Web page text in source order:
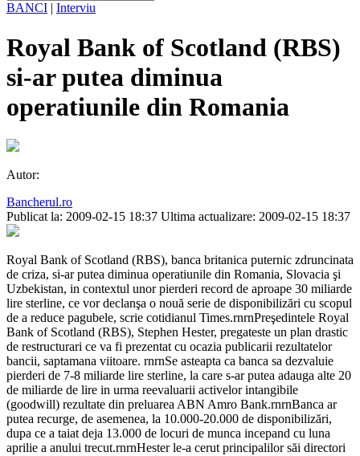
BANCI | Interviu
Royal Bank of Scotland (RBS)
si-ar putea diminua
operatiunile din Romania
Autor:
Bancherul.ro
Publicat la: 2009-02-15 18:37 Ultima actualizare: 2009-02-15 18:37
Royal Bank of Scotland (RBS), banca britanica puternic zdruncinata
de criza, si-ar putea diminua operatiunile din Romania, Slovacia şi
Uzbekistan, in contextul unor pierderi record de aproape 30 miliarde
lire sterline, ce vor declanşa o nouă serie de disponibilizări cu scopul
de a reduce pagubele, scrie cotidianul Times.rnrnPreşedintele Royal
Bank of Scotland (RBS), Stephen Hester, pregateste un plan drastic
de restructurari ce va fi prezentat cu ocazia publicarii rezultatelor
bancii, saptamana viitoare. rnrnSe asteapta ca banca sa dezvaluie
pierderi de 7-8 miliarde lire sterline, la care s-ar putea adauga alte 20
de miliarde de lire in urma reevaluarii activelor intangibile
(goodwill) rezultate din preluarea ABN Amro Bank.rnrnBanca ar
putea recurge, de asemenea, la 10.000-20.000 de disponibilizări,
dupa ce a taiat deja 13.000 de locuri de munca incepand cu luna
aprilie a anului trecut.rnrnHester le-a cerut principalilor săi directori